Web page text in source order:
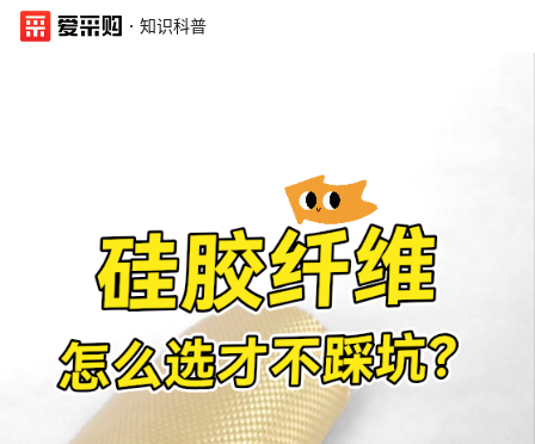
· 知识科普